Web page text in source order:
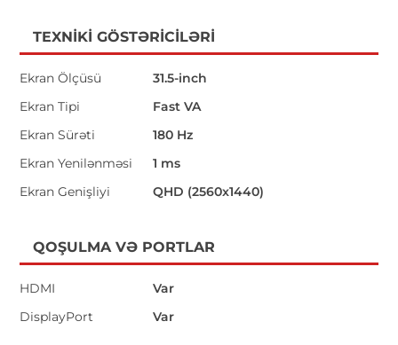
TEXNIKI GÖSTƏRICILƏRI
Ekran Ölçüsü
31.5-inch
Ekran Tipi
Fast VA
Ekran Sürəti
180 Hz
Ekran Yenilənməsi
1 ms
Ekran Genişliyi
QHD (2560x1440)
QOŞULMA VƏ PORTLAR
HDMI
Var
DisplayPort
Var